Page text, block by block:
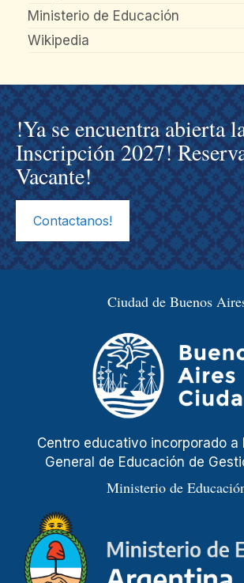
Ministerio de Educación
Wikipedia
!Ya se encuentra abierta
Inscripción 2027!
Vacante!
Contactanos!
Ciudad de Buenos
Centro educativo incorporado a
General de Educación de
Ministerio de